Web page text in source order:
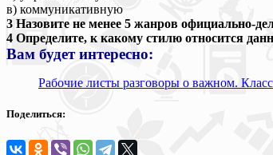
в) коммуникативную
3 Назовите не менее 5 жанров официально-
4 Определите, к какому стилю относится
Вам будет интересно:
Рабочие листы разговоры о важном.
Поделиться: